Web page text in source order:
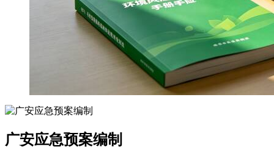
广安应急预案编制